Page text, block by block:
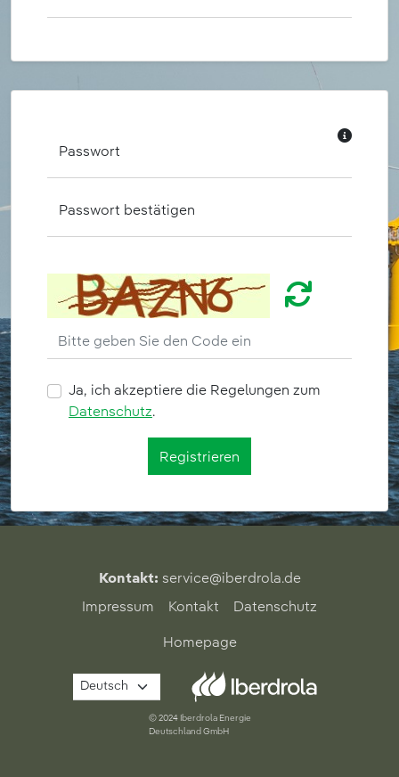
Passwort
Passwort bestätigen
Ja, ich akzeptiere die Regelungen zum
Datenschutz.
Registrieren
Kontakt: service@iberdrola.de
Impressum
Kontakt Datenschutz
Homepage
© 2024 Iberdrola Energie
Deutschland GmbH